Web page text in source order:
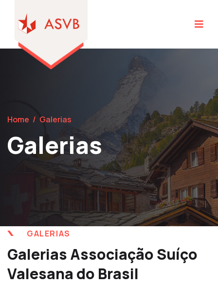
Home / Galerias
Galerias
GALERIAS
Galerias Associação Suíço
Valesana do Brasil